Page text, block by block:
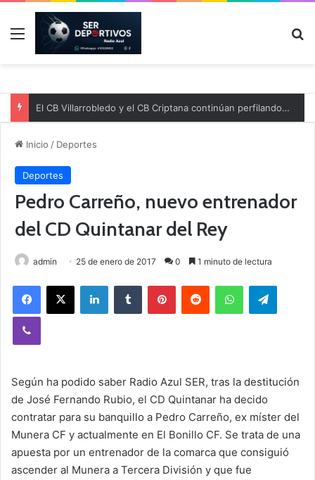
Menú
El CB Villarrobledo y el CB Criptana continúan perfilando sus plantillas
Inicio / Deportes
Deportes
Pedro Carreño, nuevo entrenador
del CD Quintanar del Rey
admin 25 de enero de 2017 0 1 minuto de lectura
Según ha podido saber Radio Azul SER, tras la destitución
de José Fernando Rubio, el CD Quintanar ha decido
contratar para su banquillo a Pedro Carreño, ex míster del
Munera CF y actualmente en El Bonillo CF. Se trata de una
apuesta por un entrenador de la comarca que consiguió
ascender al Munera a Tercera División y que fue